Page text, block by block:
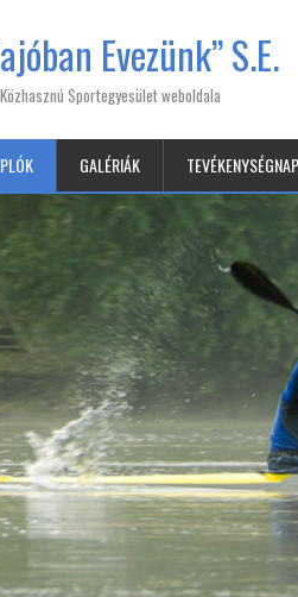
Evezünk” S.E.
Közhasznú Sportegyesület weboldala
GALÉRIÁK